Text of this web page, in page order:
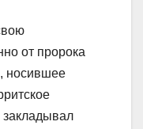
от пророка
носившее
закладывал